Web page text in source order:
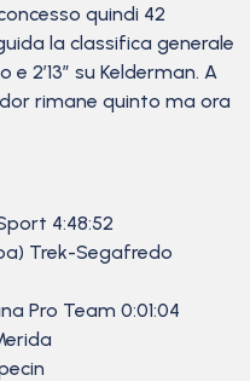
quindi 42
la classifica generale
e 2’13” su Kelderman. A
rimane quinto ma ora
4:48:52
Trek-Segafredo
Pro Team 0:01:04